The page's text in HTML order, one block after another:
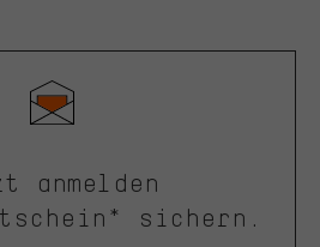
anmelden
sichern.